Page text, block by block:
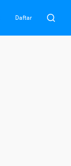
Daftar